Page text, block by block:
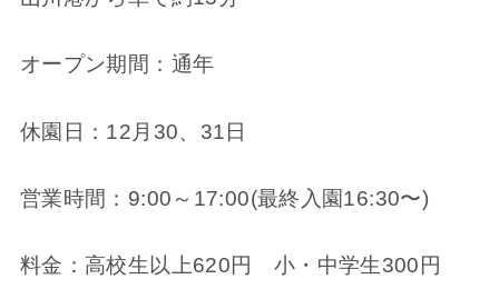
オープン期間：通年
休園日：12月30、31日
営業時間：9:00～17:00(最終入園16:30〜)
料金：高校生以上620円 小・中学生300円